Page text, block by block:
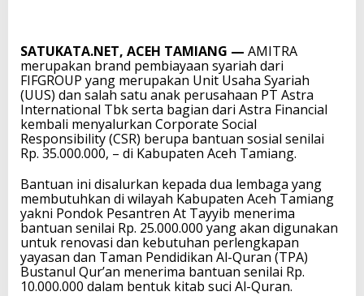
SATUKATA.NET, ACEH TAMIANG — AMITRA
merupakan brand pembiayaan syariah dari
FIFGROUP yang merupakan Unit Usaha Syariah
(UUS) dan salah satu anak perusahaan PT Astra
International Tbk serta bagian dari Astra Financial
kembali menyalurkan Corporate Social
Responsibility (CSR) berupa bantuan sosial senilai
Rp. 35.000.000, – di Kabupaten Aceh Tamiang.
Bantuan ini disalurkan kepada dua lembaga yang
membutuhkan di wilayah Kabupaten Aceh Tamiang
yakni Pondok Pesantren At Tayyib menerima
bantuan senilai Rp. 25.000.000 yang akan digunakan
untuk renovasi dan kebutuhan perlengkapan
yayasan dan Taman Pendidikan Al-Quran (TPA)
Bustanul Qur’an menerima bantuan senilai Rp.
10.000.000 dalam bentuk kitab suci Al-Quran.